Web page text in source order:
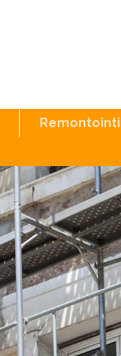
Remontointi